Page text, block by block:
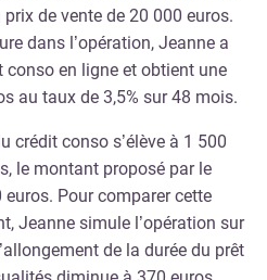
de vente de 20 000 euros.
dans l’opération, Jeanne a
conso en ligne et obtient une
au taux de 3,5% sur 48 mois.
crédit conso s’élève à 1 500
le montant proposé par le
Pour comparer cette
Jeanne simule l’opération sur
de la durée du prêt